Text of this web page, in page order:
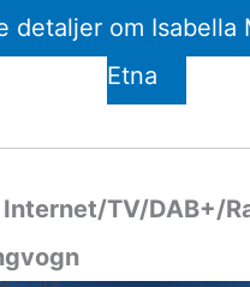
detaljer om Isabella
Etna
TV/DAB+/